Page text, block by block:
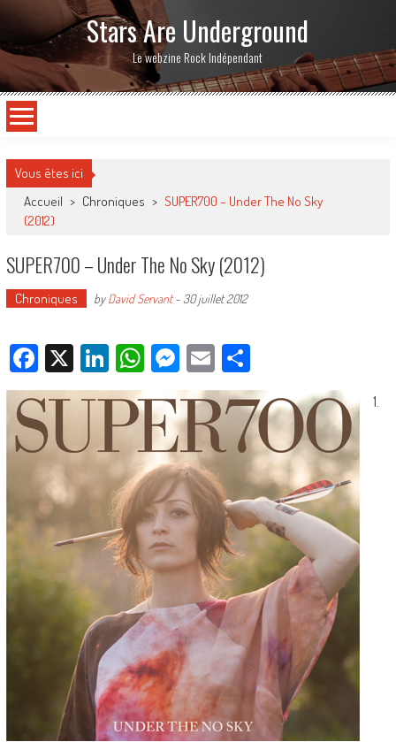
Stars Are Underground
Le webzine Rock Indépendant
Vous êtes ici
Accueil > Chroniques > SUPER700 – Under The No Sky
(2012)
SUPER700 – Under The No Sky (2012)
Chroniques byDavid Servant- 30 juillet 2012
Facebook
X LinkedIn
WhatsApp
Messenger
EmailPartager
1.